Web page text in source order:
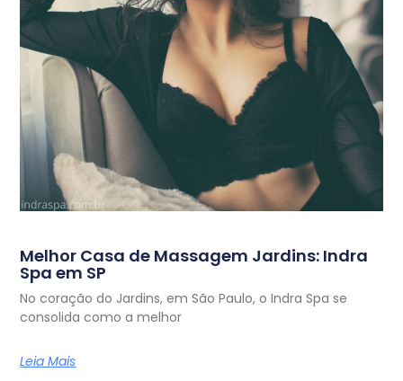
Melhor Casa de Massagem Jardins: Indra
Spa em SP
No coração do Jardins, em São Paulo, o Indra Spa se
consolida como a melhor
Leia Mais